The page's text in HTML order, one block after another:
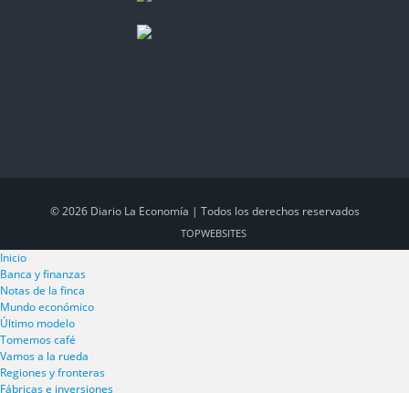
© 2026 Diario La Economía | Todos los derechos reservados
TOPWEBSITES
Inicio
Banca y finanzas
Notas de la finca
Mundo económico
Último modelo
Tomemos café
Vamos a la rueda
Regiones y fronteras
Fábricas e inversiones